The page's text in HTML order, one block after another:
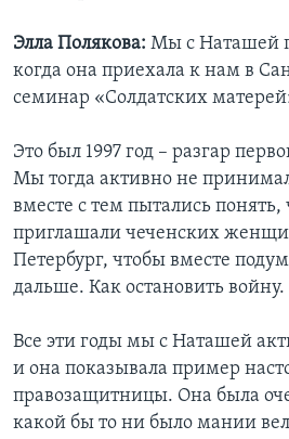
Элла Полякова: Мы с Наташей
когда она приехала к нам в
семинар «Солдатских
Это был 1997 год – разгар
Мы тогда активно не
вместе с тем пытались понять,
приглашали чеченских
Петербург, чтобы вместе
дальше. Как остановить войну.
Все эти годы мы с Наташей
и она показывала пример
правозащитницы. Она была
какой бы то ни было мании